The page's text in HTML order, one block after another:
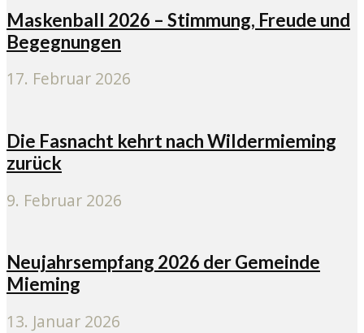
Maskenball 2026 – Stimmung, Freude und
Begegnungen
17. Februar 2026
Die Fasnacht kehrt nach Wildermieming
zurück
9. Februar 2026
Neujahrsempfang 2026 der Gemeinde
Mieming
13. Januar 2026